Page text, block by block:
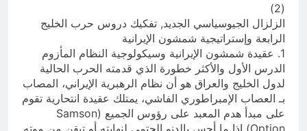
(2)
الزلزال الجيوسياسي الجديد, تفكيك دروس حرب الخليج
الرابعة وإستراتيجية شمشون الإيرانية
1. عقيدة شمشون الإيرانية وسيكولوجية النظام المأزوم
الدرس الأول والأكثر خطورة الذي قدمته الحرب الحالية
لدول الخليج والعراق هو أن نظام الرهبرية الإيراني، المصاب
بـ العصاب الإمبراطوري الفاشي، يمتلك عقيدة انتحارية تقوم
على مبدأ هدم المعبد على رؤوس الجميع (Samson
Option) إذا ما أحس بالدنو الحتمي لنهايته أو تيقن من موته